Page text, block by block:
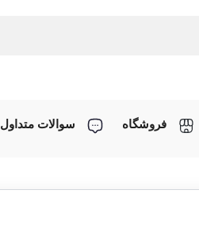
فروشگاه سوالات متداول